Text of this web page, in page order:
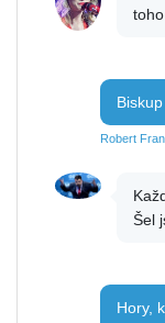
Robert
Šel
Hory,